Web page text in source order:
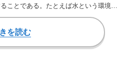
ことである。たとえば水という環境が
を読む